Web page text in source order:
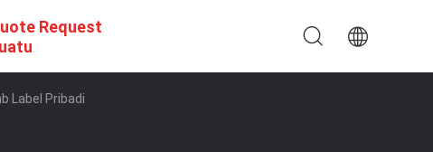
Request
Label Pribadi